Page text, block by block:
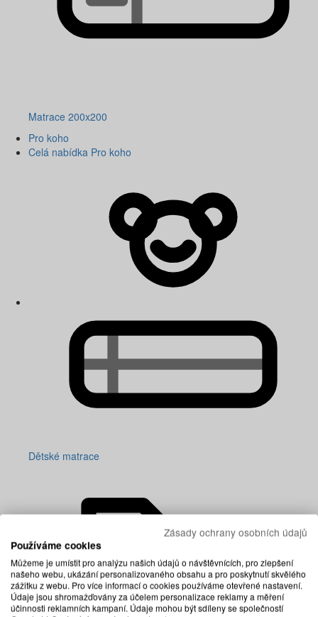
Matrace 200x200
Pro koho
Celá nabídka Pro koho
Dětské matrace
Zásady ochrany osobních údajů
Používáme cookies
Můžeme je umístit pro analýzu našich údajů o návštěvnících, pro zlepšení
našeho webu, ukázání personalizovaného obsahu a pro poskytnutí skvělého
zážitku z webu. Pro více informací o cookies používáme otevřené nastavení.
Údaje jsou shromažďovány za účelem personalizace reklamy a měření
účinnosti reklamních kampaní. Údaje mohou být sdíleny se společností